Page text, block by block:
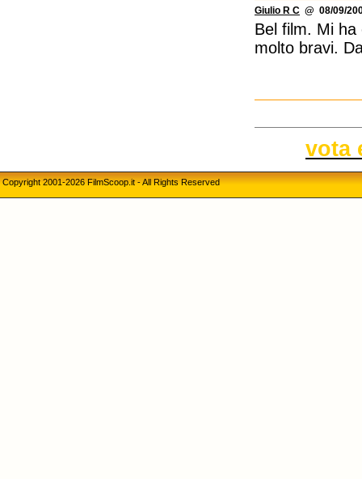
Giulio R C @ 08/09/
Bel film. Mi
molto bravi.
vota
Copyright 2001-2026 FilmScoop.it - All Rights Reserved